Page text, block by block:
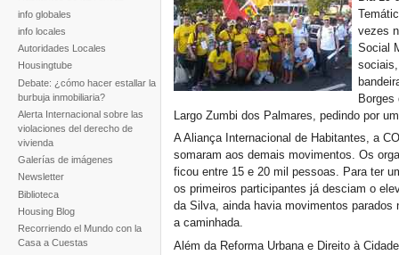
Huascar
Reportaje fotogràfico sobre
la tragedia de la tormenta
Noel
info globales
info locales
Autoridades Locales
Housingtube
Debate: ¿cómo hacer estallar la
burbuja inmobiliaria?
Alerta Internacional sobre las
violaciones del derecho de
vivienda
Galerías de imágenes
Newsletter
Biblioteca
Housing Blog
Recorriendo el Mundo con la
Casa a Cuestas
vezes
Social
Borges
Largo Zumbi dos Palmares, pedindo por
A Aliança Internacional de Habitantes, a
somaram aos demais movimentos. Os
ficou entre 15 e 20 mil pessoas. Para ter
os primeiros participantes já desciam o
da Silva, ainda havia movimentos parados
a caminhada.
Além da Reforma Urbana e Direito à